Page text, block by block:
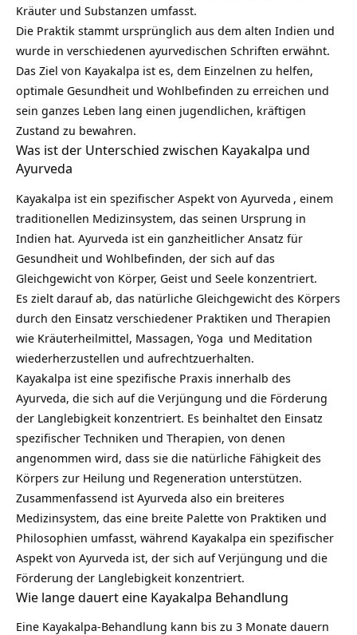
Kräuter und Substanzen umfasst.
Die Praktik stammt ursprünglich aus dem alten Indien und
wurde in verschiedenen ayurvedischen Schriften erwähnt.
Das Ziel von Kayakalpa ist es, dem Einzelnen zu helfen,
optimale Gesundheit und Wohlbefinden zu erreichen und
sein ganzes Leben lang einen jugendlichen, kräftigen
Zustand zu bewahren.
Was ist der Unterschied zwischen Kayakalpa und
Ayurveda
Kayakalpa ist ein spezifischer Aspekt von Ayurveda , einem
traditionellen Medizinsystem, das seinen Ursprung in
Indien hat. Ayurveda ist ein ganzheitlicher Ansatz für
Gesundheit und Wohlbefinden, der sich auf das
Gleichgewicht von Körper, Geist und Seele konzentriert.
Es zielt darauf ab, das natürliche Gleichgewicht des Körpers
durch den Einsatz verschiedener Praktiken und Therapien
wie Kräuterheilmittel, Massagen, Yoga und Meditation
wiederherzustellen und aufrechtzuerhalten.
Kayakalpa ist eine spezifische Praxis innerhalb des
Ayurveda, die sich auf die Verjüngung und die Förderung
der Langlebigkeit konzentriert. Es beinhaltet den Einsatz
spezifischer Techniken und Therapien, von denen
angenommen wird, dass sie die natürliche Fähigkeit des
Körpers zur Heilung und Regeneration unterstützen.
Zusammenfassend ist Ayurveda also ein breiteres
Medizinsystem, das eine breite Palette von Praktiken und
Philosophien umfasst, während Kayakalpa ein spezifischer
Aspekt von Ayurveda ist, der sich auf Verjüngung und die
Förderung der Langlebigkeit konzentriert.
Wie lange dauert eine Kayakalpa Behandlung
Eine Kayakalpa-Behandlung kann bis zu 3 Monate dauern